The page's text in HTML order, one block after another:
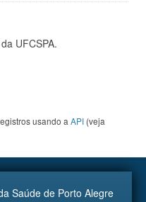
UFCSPA.
usando a API (veja
Saúde de Porto Alegre